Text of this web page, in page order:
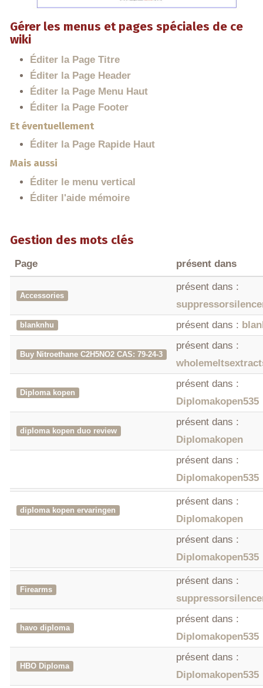
Gérer les menus et pages spéciales de ce
wiki
Éditer la Page Titre
Éditer la Page Header
Éditer la Page Menu Haut
Éditer la Page Footer
Et éventuellement
Éditer la Page Rapide Haut
Mais aussi
Éditer le menu vertical
Éditer l'aide mémoire
Gestion des mots clés
Page présent dans
Accessories
présent dans :
blanknhu présent dans :
Buy Nitroethane C2H5NO2 CAS: 79-24-3
présent dans :
Diploma kopen
présent dans :
Diplomakopen535
diploma kopen duo review
présent dans :
Diplomakopen
présent dans :
Diplomakopen535
diploma kopen ervaringen
présent dans :
Diplomakopen
présent dans :
Diplomakopen535
Firearms
présent dans :
havo diploma
présent dans :
Diplomakopen535
HBO Diploma
présent dans :
Diplomakopen535